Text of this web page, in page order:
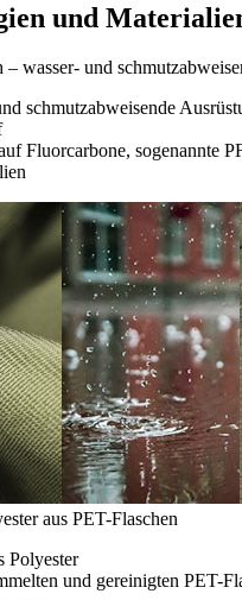
und
wasser- und
schmutzabweisende
Fluorcarbone, sogenannte
aus PET-Flaschen
Polyester
und gereinigten PET-